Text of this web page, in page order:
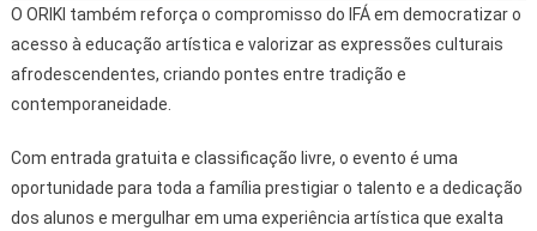
O ORIKI também reforça o compromisso do IFÁ em democratizar o
acesso à educação artística e valorizar as expressões culturais
afrodescendentes, criando pontes entre tradição e
contemporaneidade.
Com entrada gratuita e classificação livre, o evento é uma
oportunidade para toda a família prestigiar o talento e a dedicação
dos alunos e mergulhar em uma experiência artística que exalta